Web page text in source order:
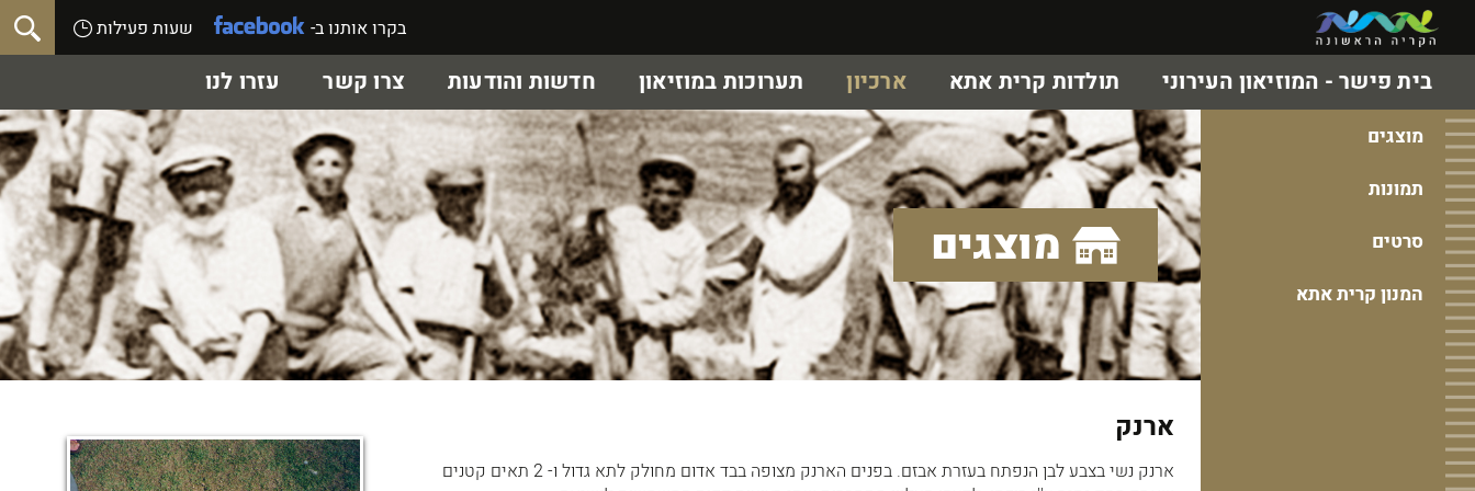
בקרו אותנו ב- שעות פעילות
בית פישר - המוזיאון העירוני תולדות קרית אתא ארכיון תערוכות במוזיאון חדשות והודעות צרו קשר עזרו לנו
מוצגים
תמונות
סרטים
המנון קרית אתא
מוצגים
ארנק
ארנק נשי בצבע לבן הנפתח בעזרת אבזם. בפנים הארנק מצופה בבד אדום מחולק לתא גדול ו- 2 תאים קטנים